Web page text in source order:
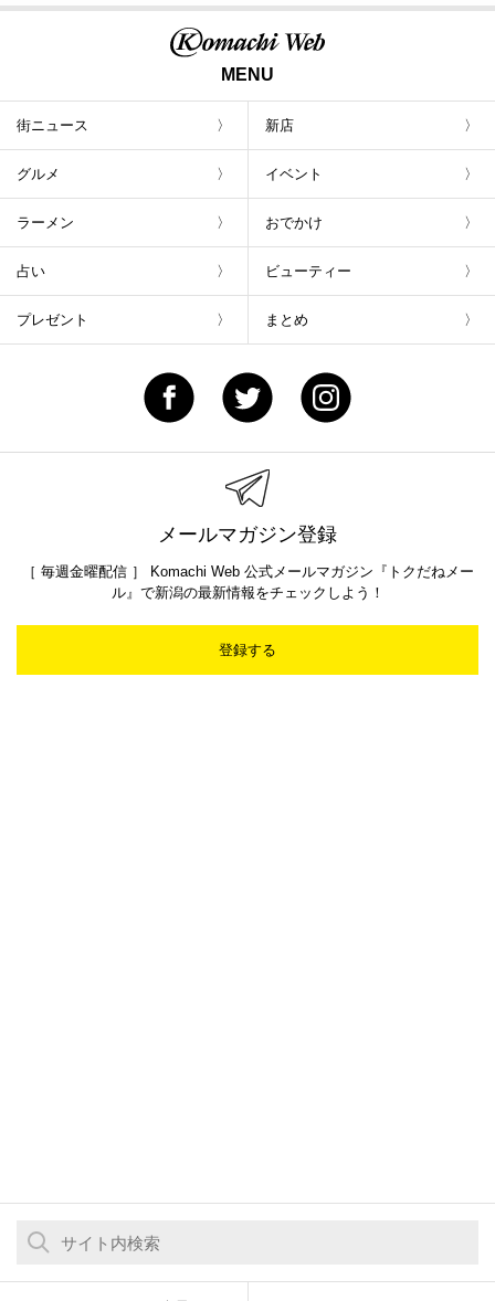
MENU
街ニュース 新店
グルメ イベント
ラーメン おでかけ
占い ビューティー
プレゼント まとめ
メールマガジン登録
［ 毎週金曜配信 ］ Komachi Web 公式メールマガジン『トクだねメー
ル』で新潟の最新情報をチェックしよう！
登録する